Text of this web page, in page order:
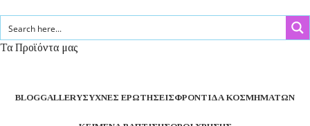
Τα Προϊόντα μας
BLOGGALLERYΣΥΧΝΈΣ ΕΡΩΤΉΣΕΙΣΦΡΟΝΤΊΔΑ ΚΟΣΜΗΜΆΤΩΝ